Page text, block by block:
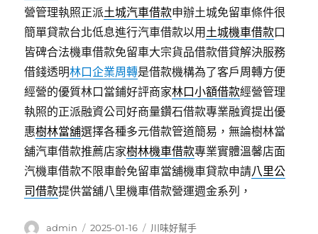
營管理執照正派土城汽車借款申辦土城免留車條件很
簡單貸款台北低息進行汽車借款以用 土城機車借款口
皆碑合法機車借款免留車大宗貨品借款借貸解決服務
借錢透明林口企業周轉是借款機構為了客戶周轉方便
經營的優質林口當鋪好評商家林口小額借款經營管理
執照的正派融資公司好商量鑽石借款專業融資提出優
惠樹林當舖選擇各種多元借款管道簡易，無論樹林當
舖汽車借款推薦店家樹林機車借款專業實體溫馨店面
汽機車借款不限車齡免留車當舖機車貸款申請八里公
司借款提供當舖八里機車借款營運週金系列，
作
admin
發
2025-01-16
分
川味好幫手